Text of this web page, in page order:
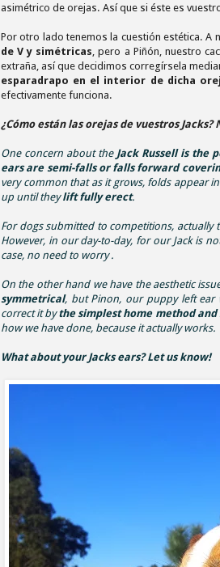
asimétrico de orejas. Así que si éste es
Por otro lado tenemos la cuestión estética.
de V y simétricas , pero a Piñón, nuestro
extraña, así que decidimos corregírsela
esparadrapo en el interior de dicha
efectivamente funciona.
¿Cómo están las orejas de vuestros
One concern about the Jack Russell is the
ears are semi-falls or falls forward
very common that as it grows, folds appear
up until theylift fully erect.
For dogs submitted to competitions,
However, in our day-to-day, for our Jack is
case, no need to worry .
On the other hand we have the aesthetic
symmetrical, but Pinon, our puppy left ear
correct it bythe simplest home method
how we have done, because it actually works.
What about your Jacks ears? Let us know!